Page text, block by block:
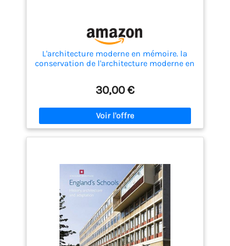
L'architecture moderne en mémoire. la
conservation de l'architecture moderne en
30,00 €